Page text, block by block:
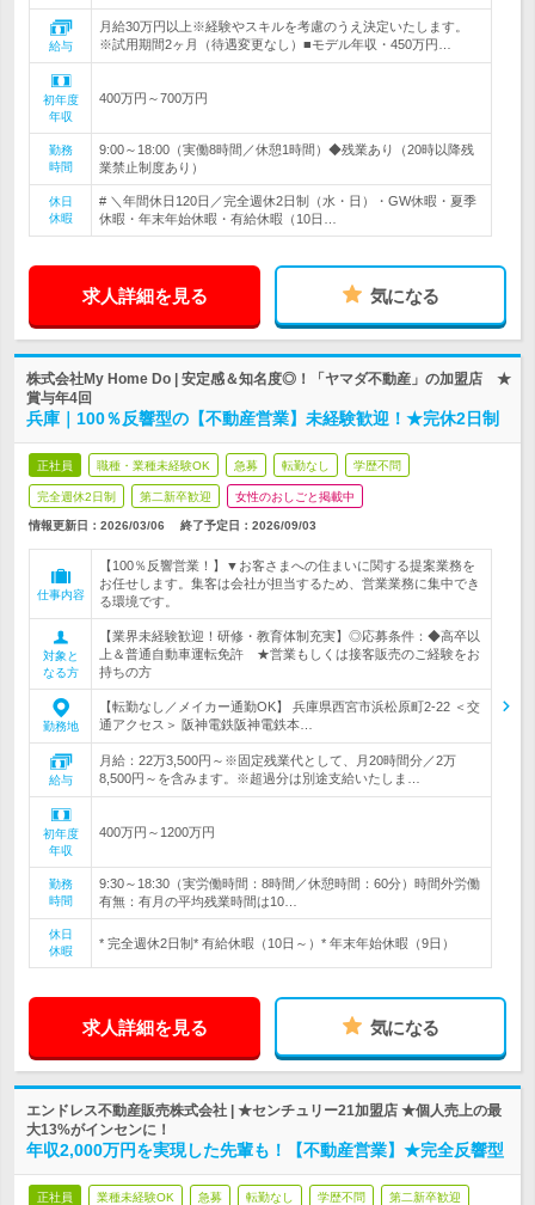
給与
月給30万円以上※経験やスキルを考慮のうえ決定いたします。
※試用期間2ヶ月（待遇変更なし）■モデル年収・450万円…
初年度
年収
400万円～700万円
勤務
時間
9:00～18:00（実働8時間／休憩1時間）◆残業あり（20時以降残
業禁止制度あり）
休日
休暇
# ＼年間休日120日／完全週休2日制（水・日）・GW休暇・夏季
休暇・年末年始休暇・有給休暇（10日…
求人詳細を見る 気になる
株式会社My Home Do | 安定感＆知名度◎！「ヤマダ不動産」の加盟店 ★
賞与年4回
兵庫｜100％反響型の【不動産営業】未経験歓迎！★完休2日制
正社員 職種・業種未経験OK 急募 転勤なし 学歴不問
完全週休2日制 第二新卒歓迎 女性のおしごと掲載中
情報更新日：2026/03/06 終了予定日： 2026/09/03
仕事内容
【100％反響営業！】▼お客さまへの住まいに関する提案業務を
お任せします。集客は会社が担当するため、営業業務に集中でき
る環境です。
対象と
なる方
【業界未経験歓迎！研修・教育体制充実】◎応募条件：◆高卒以
上＆普通自動車運転免許 ★営業もしくは接客販売のご経験をお
持ちの方
勤務地
【転勤なし／メイカー通勤OK】 兵庫県西宮市浜松原町2-22 ＜交
通アクセス＞ 阪神電鉄阪神電鉄本…
給与
月給：22万3,500円～※固定残業代として、月20時間分／2万
8,500円～を含みます。※超過分は別途支給いたしま…
初年度
年収
400万円～1200万円
勤務
時間
9:30～18:30（実労働時間：8時間／休憩時間：60分）時間外労働
有無：有月の平均残業時間は10…
休日
休暇
* 完全週休2日制* 有給休暇（10日～）* 年末年始休暇（9日）
求人詳細を見る 気になる
エンドレス不動産販売株式会社 | ★センチュリー21加盟店 ★個人売上の最
大13%がインセンに！
年収2,000万円を実現した先輩も！【不動産営業】★完全反響型
正社員 業種未経験OK 急募 転勤なし 学歴不問 第二新卒歓迎